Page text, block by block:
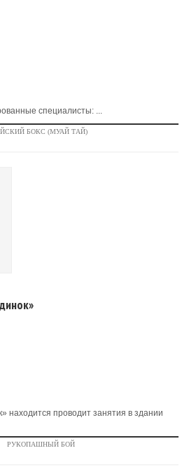
специалисты: ...
БОКС (МУАЙ ТАЙ)
находится проводит занятия в здании
РУКОПАШНЫЙ БОЙ